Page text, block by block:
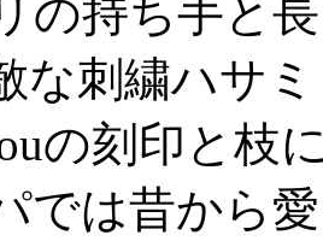
の持ち手と
な刺繍ハサミ
の刻印と
では昔から